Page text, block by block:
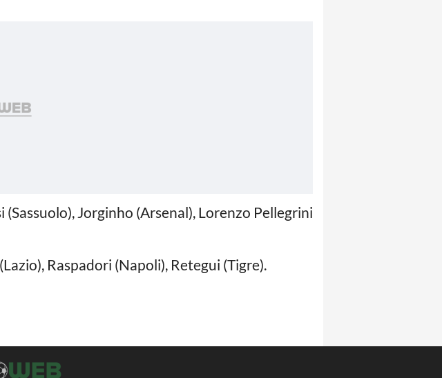
Jorginho (Arsenal), Lorenzo Pellegrini
Raspadori (Napoli), Retegui (Tigre).